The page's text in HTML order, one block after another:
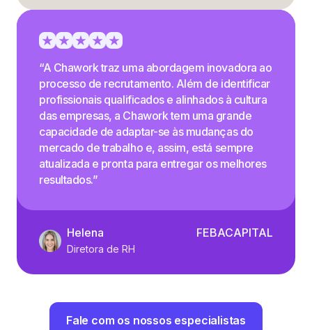
“A Chawork traz uma abordagem inovadora ao
processo de recrutamento. Além de identificar
profissionais qualificados e alinhados à cultura
das empresas, a Chawork tem uma grande
capacidade de adaptar-se às mudanças do
mercado de trabalho e, assim, está sempre
atualizada e pronta para entregar os melhores
resultados.”
Helena
Diretora de RH
FEBACAPITAL
Fale com os nossos especialistas